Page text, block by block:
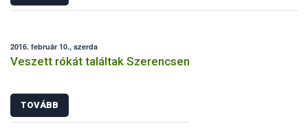
2016. február 10., szerda
Veszett rókát találtak Szerencsen
TOVÁBB